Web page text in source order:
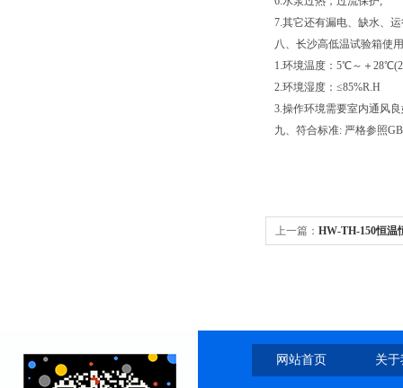
7.其它还有漏电、缺水、
八、长沙高低温试验箱使
1.环境温度：5℃～＋
2.环境湿度：≤85%R.H
3.操作环境需要室内通风
九、符合标准: 严格参照
上一篇： HW-TH-150恒温
网站首页 关